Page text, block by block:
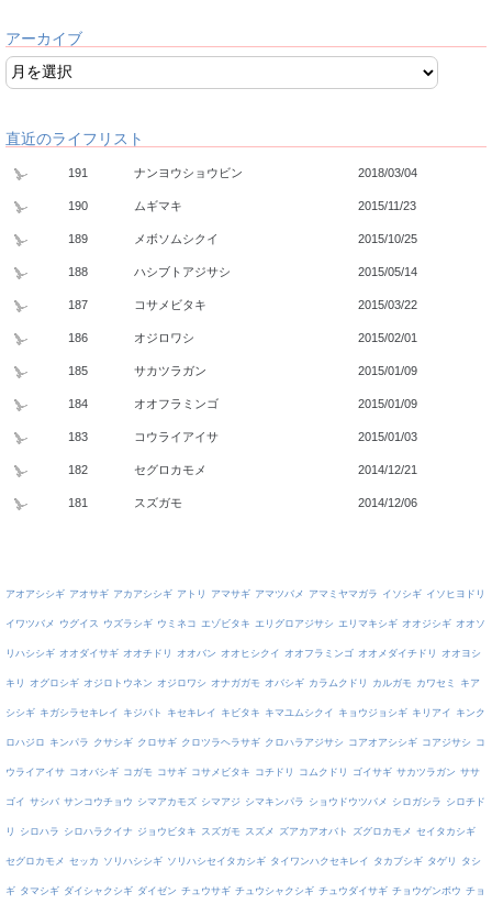
アーカイブ
直近のライフリスト
191 ナンヨウショウビン 2018/03/04
190 ムギマキ 2015/11/23
189 メボソムシクイ 2015/10/25
188 ハシブトアジサシ 2015/05/14
187 コサメビタキ 2015/03/22
186 オジロワシ 2015/02/01
185 サカツラガン 2015/01/09
184 オオフラミンゴ 2015/01/09
183 コウライアイサ 2015/01/03
182 セグロカモメ 2014/12/21
181 スズガモ 2014/12/06
アオアシシギ アオサギ アカアシシギ アトリ アマサギ アマツバメ アマミヤマガラ イソシギ イソヒヨドリ
イワツバメ ウグイス ウズラシギ ウミネコ エゾビタキ エリグロアジサシ エリマキシギ オオジシギ オオソ
リハシシギ オオダイサギ オオチドリ オオバン オオヒシクイ オオフラミンゴ オオメダイチドリ オオヨシ
キリ オグロシギ オジロトウネン オジロワシ オナガガモ オバシギ カラムクドリ カルガモ カワセミ キア
シシギ キガシラセキレイ キジバト キセキレイ キビタキ キマユムシクイ キョウジョシギ キリアイ キンク
ロハジロ キンパラ クサシギ クロサギ クロツラヘラサギ クロハラアジサシ コアオアシシギ コアジサシ コ
ウライアイサ コオバシギ コガモ コサギ コサメビタキ コチドリ コムクドリ ゴイサギ サカツラガン ササ
ゴイ サシバ サンコウチョウ シマアカモズ シマアジ シマキンパラ ショウドウツバメ シロガシラ シロチド
リ シロハラ シロハラクイナ ジョウビタキ スズガモ スズメ ズアカアオバト ズグロカモメ セイタカシギ
セグロカモメ セッカ ソリハシシギ ソリハシセイタカシギ タイワンハクセキレイ タカブシギ タゲリ タシ
ギ タマシギ ダイシャクシギ ダイゼン チュウサギ チュウシャクシギ チュウダイサギ チョウゲンボウ チョ